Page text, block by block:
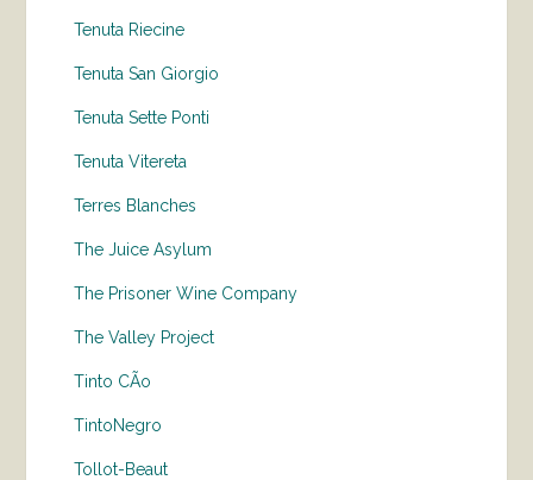
Tenuta Riecine
Tenuta San Giorgio
Tenuta Sette Ponti
Tenuta Vitereta
Terres Blanches
The Juice Asylum
The Prisoner Wine Company
The Valley Project
Tinto CÃo
TintoNegro
Tollot-Beaut